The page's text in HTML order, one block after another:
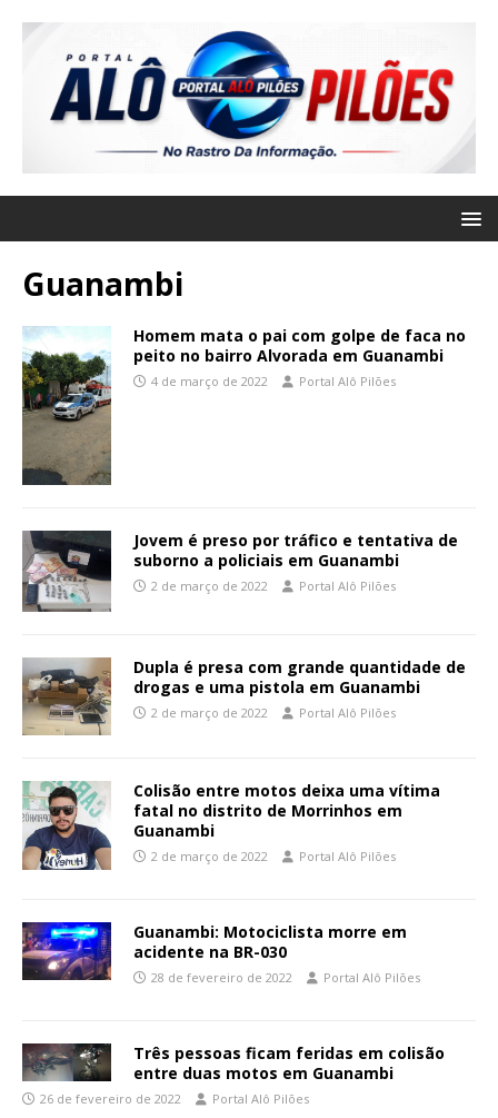
Guanambi
Homem mata o pai com golpe de faca no
peito no bairro Alvorada em Guanambi
4 de março de 2022 Portal Alô Pilões
Jovem é preso por tráfico e tentativa de
suborno a policiais em Guanambi
2 de março de 2022 Portal Alô Pilões
Dupla é presa com grande quantidade de
drogas e uma pistola em Guanambi
2 de março de 2022 Portal Alô Pilões
Colisão entre motos deixa uma vítima
fatal no distrito de Morrinhos em
Guanambi
2 de março de 2022 Portal Alô Pilões
Guanambi: Motociclista morre em
acidente na BR-030
28 de fevereiro de 2022 Portal Alô Pilões
Três pessoas ficam feridas em colisão
entre duas motos em Guanambi
26 de fevereiro de 2022 Portal Alô Pilões